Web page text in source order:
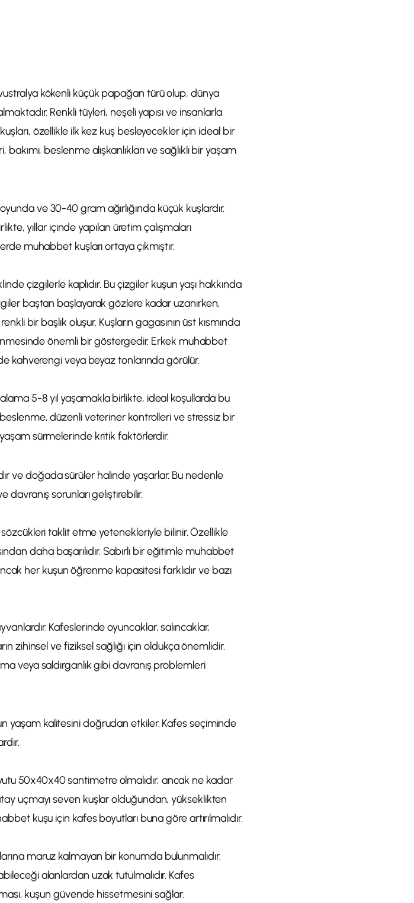
kökenli küçük papağan türü olup, dünya
Renkli tüyleri, neşeli yapısı ve insanlarla
özellikle ilk kez kuş besleyecekler için ideal bir
beslenme alışkanlıkları ve sağlıklı bir yaşam
ve 30-40 gram ağırlığında küçük kuşlardır.
yıllar içinde yapılan üretim çalışmaları
muhabbet kuşları ortaya çıkmıştır.
çizgilerle kaplıdır. Bu çizgiler kuşun yaşı hakkında
baştan başlayarak gözlere kadar uzanırken,
bir başlık oluşur. Kuşların gagasının üst kısmında
önemli bir göstergedir. Erkek muhabbet
kahverengi veya beyaz tonlarında görülür.
5-8 yıl yaşamakla birlikte, ideal koşullarda bu
düzenli veteriner kontrolleri ve stressiz bir
sürmelerinde kritik faktörlerdir.
ve doğada sürüler halinde yaşarlar. Bu nedenle
sorunları geliştirebilir.
sözcükleri taklit etme yetenekleriyle bilinir. Özellikle
daha başarılıdır. Sabırlı bir eğitimle muhabbet
her kuşun öğrenme kapasitesi farklıdır ve bazı
Kafeslerinde oyuncaklar, salıncaklar,
zihinsel ve fiziksel sağlığı için oldukça önemlidir.
veya saldırganlık gibi davranış problemleri
yaşam kalitesini doğrudan etkiler. Kafes seçiminde
50x40x40 santimetre olmalıdır, ancak ne kadar
uçmayı seven kuşlar olduğundan, yükseklikten
kuşu için kafes boyutları buna göre artırılmalıdır.
maruz kalmayan bir konumda bulunmalıdır.
alanlardan uzak tutulmalıdır. Kafes
kuşun güvende hissetmesini sağlar.